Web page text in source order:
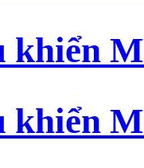
khiển
khiển